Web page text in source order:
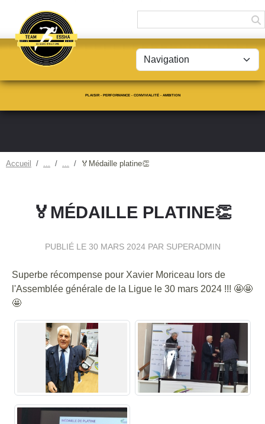
PLAISIR - PERFORMANCE - CONVIVIALITÉ - AMBITION
Accueil 🏅Médaille platine👏
🏅MÉDAILLE PLATINE👏
PUBLIÉ LE 30 MARS 2024PAR SUPERADMIN
Superbe récompense pour Xavier Moriceau lors de
l'Assemblée générale de la Ligue le 30 mars 2024 !!! 🤩🤩
🤩